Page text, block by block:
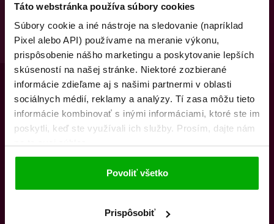
Táto webstránka používa súbory cookies
Súbory cookie a iné nástroje na sledovanie (napríklad
Pixel alebo API) používame na meranie výkonu,
prispôsobenie nášho marketingu a poskytovanie lepších
skúseností na našej stránke. Niektoré zozbierané
informácie zdieľame aj s našimi partnermi v oblasti
sociálnych médií, reklamy a analýzy. Tí zasa môžu tieto
informácie kombinovať s inými informáciami, ktoré ste im
poskytli, keď ste využívali ich služby. Prosím, dajte nám
Povoliť všetko
Prispôsobiť
O násKontaktyK stiahnutiuObchodné podmienky
Odstúpenie od zmluvy
Oznámenie o cezhraničnej fúziiReklamačný poriadok
Volajte po–pia 8–19